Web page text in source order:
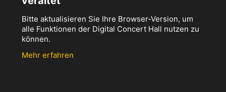
Bitte aktualisieren Sie Ihre Browser-Version, um
alle Funktionen der Digital Concert Hall nutzen zu
können.
Mehr erfahren